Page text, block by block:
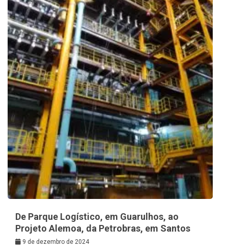
De Parque Logístico, em Guarulhos, ao
Projeto Alemoa, da Petrobras, em Santos
9 de dezembro de 2024